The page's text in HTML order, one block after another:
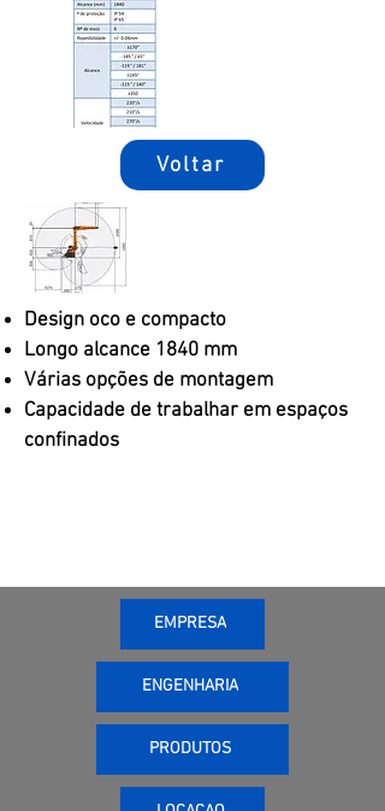
Voltar
Design oco e compacto
Longo alcance 1840 mm
Várias opções de montagem
Capacidade de trabalhar em espaços
confinados
EMPRESA
ENGENHARIA
PRODUTOS